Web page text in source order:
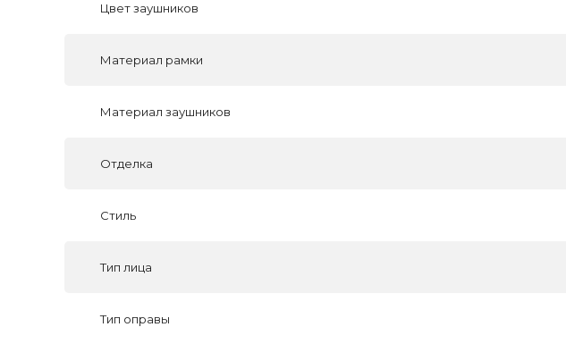
Цвет заушников
Материал рамки
Материал заушников
Отделка
Стиль
Тип лица
Тип оправы